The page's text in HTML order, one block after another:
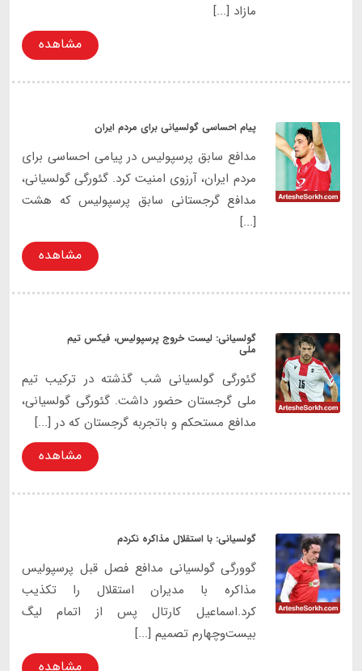
مازاد [...]
مشاهده
پیام احساسی گولسیانی برای مردم ایران
مدافع سابق پرسپولیس در پیامی احساسی برای
مردم ایران، آرزوی امنیت کرد. گئورگی گولسیانی،
مدافع گرجستانی سابق پرسپولیس که هشت
[...]
مشاهده
گولسیانی: لیست خروج پرسپولیس، فیکس تیم
ملی
گئورگی گولسیانی شب گذشته در ترکیب تیم
ملی گرجستان حضور داشت. گئورگی گولسیانی،
مدافع مستحکم و باتجربه گرجستان که در [...]
مشاهده
گولسیانی: با استقلال مذاکره نکردم
گوورگی گولسیانی مدافع فصل قبل پرسپولیس
مذاکره با مدیران استقلال را تکذیب
کرد.اسماعیل کارتال پس از اتمام لیگ
بیست‌وچهارم تصمیم [...]
مشاهده